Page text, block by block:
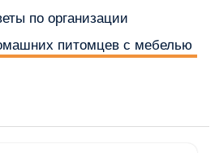
по организации
питомцев с мебелью